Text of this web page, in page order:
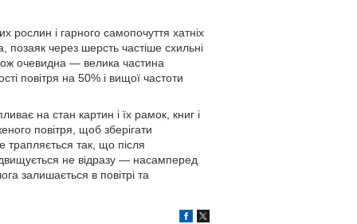
рослин і гарного самопочуття хатніх
позаяк через шерсть частіше схильні
очевидна — велика частина
повітря на 50% і вищої частоти
на стан картин і їх рамок, книг і
повітря, щоб зберігати
трапляється так, що після
не відразу — насамперед
залишається в повітрі та